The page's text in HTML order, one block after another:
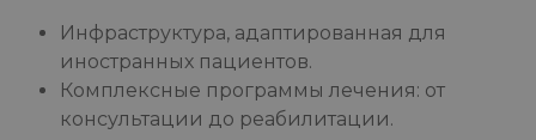
Инфраструктура, адаптированная для
иностранных пациентов.
Комплексные программы лечения: от
консультации до реабилитации.